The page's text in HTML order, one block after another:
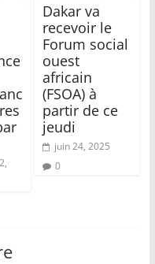
Dakar va
recevoir le
Forum social
ouest
africain
(FSOA) à
partir de ce
jeudi
juin 24, 2025
0